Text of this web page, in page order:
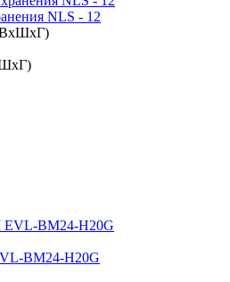
NLS - 12
BM24-H20G